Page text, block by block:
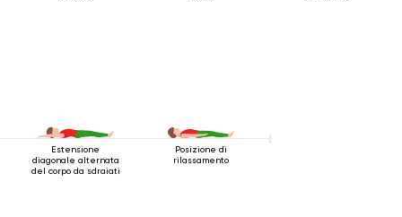
Estensione
diagonale alternata
del corpo da sdraiati
Posizione di
rilassamento